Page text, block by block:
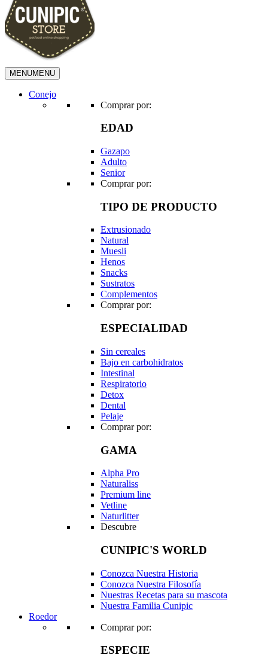
MENUMENU
Conejo
Comprar por:
EDAD
Gazapo
Adulto
Senior
Comprar por:
TIPO DE PRODUCTO
Extrusionado
Natural
Muesli
Henos
Snacks
Sustratos
Complementos
Comprar por:
ESPECIALIDAD
Sin cereales
Bajo en carbohidratos
Intestinal
Respiratorio
Detox
Dental
Pelaje
Comprar por:
GAMA
Alpha Pro
Naturaliss
Premium line
Vetline
Naturlitter
Descubre
CUNIPIC'S WORLD
Conozca Nuestra Historia
Conozca Nuestra Filosofía
Nuestras Recetas para su mascota
Nuestra Familia Cunipic
Roedor
Comprar por:
ESPECIE